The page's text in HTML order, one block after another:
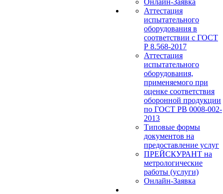
Онлайн-Заявка
Аттестация
испытательного
оборудования в
соответствии с ГОСТ
Р 8.568-2017
Аттестация
испытательного
оборудования,
применяемого при
оценке соответствия
оборонной продукции
по ГОСТ РВ 0008-002-
2013
Типовые формы
документов на
предоставление услуг
ПРЕЙСКУРАНТ на
метрологические
работы (услуги)
Онлайн-Заявка